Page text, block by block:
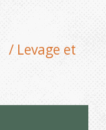
/ Levage et